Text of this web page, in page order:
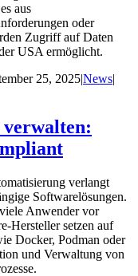
aus
oder
Zugriff auf Daten
USA ermöglicht.
25, 2025|News|
verlangt
Softwarelösungen.
Anwender vor
Hersteller setzen auf
Docker, Podman oder
und Verwaltung von